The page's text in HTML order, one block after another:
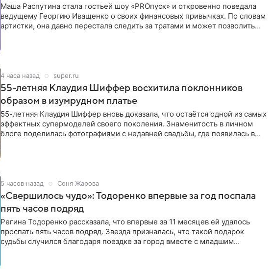
Маша Распутина стала гостьей шоу «PROпуск» и откровенно поведала
ведущему Георгию Иващенко о своих финансовых привычках. По словам
артистки, она давно перестала следить за тратами и может позволить
4 часа назад super.ru
55-летняя Клаудия Шиффер восхитила поклонников
образом в изумрудном платье
55-летняя Клаудия Шиффер вновь доказала, что остаётся одной из самых
эффектных супермоделей своего поколения. Знаменитость в личном
блоге поделилась фотографиями с недавней свадьбы, где появилась в
5 часов назад Соня Жарова
«Свершилось чудо»: Тодоренко впервые за год поспала
пять часов подряд
Регина Тодоренко рассказала, что впервые за 11 месяцев ей удалось
проспать пять часов подряд. Звезда призналась, что такой подарок
судьбы случился благодаря поездке за город вместе с младшим